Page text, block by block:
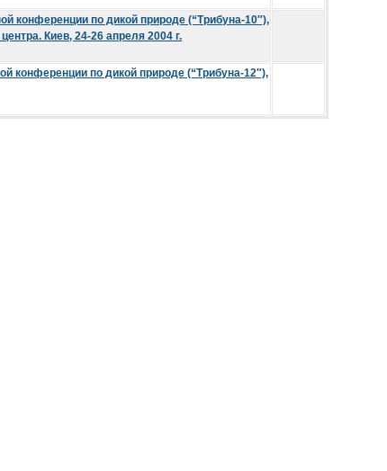
конференции по дикой природе (“Трибуна-10″),
Киев, 24-26 апреля 2004 г.
конференции по дикой природе (“Трибуна-12″),